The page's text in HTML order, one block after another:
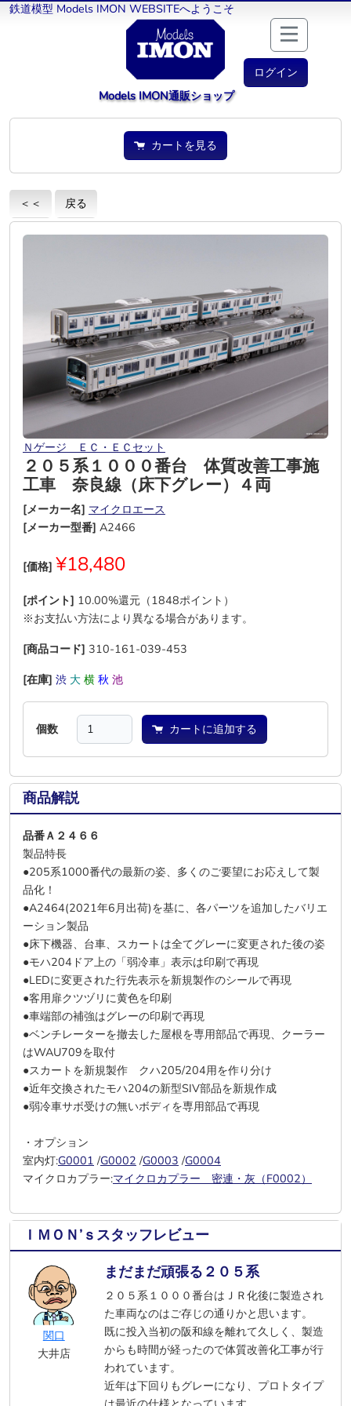
鉄道模型 Models IMON WEBSITEへようこそ
ログイン
Models IMON通販ショップ
カートを見る
＜＜ 戻る
Ｎゲージ ＥＣ・ＥＣセット
２０５系１０００番台 体質改善工事施
工車 奈良線（床下グレー）４両
[メーカー名] マイクロエース
[メーカー型番] A2466
[価格] ¥18,480
[ポイント] 10.00%還元（1848ポイント）
※お支払い方法により異なる場合があります。
[商品コード] 310-161-039-453
[在庫] 渋 大 横 秋 池
個数 カートに追加する
商品解説
品番Ａ２４６６
製品特長
●205系1000番代の最新の姿、多くのご要望にお応えして製
品化！
●A2464(2021年6月出荷)を基に、各パーツを追加したバリエ
ーション製品
●床下機器、台車、スカートは全てグレーに変更された後の姿
●モハ204ドア上の「弱冷車」表示は印刷で再現
●LEDに変更された行先表示を新規製作のシールで再現
●客用扉クツヅリに黄色を印刷
●車端部の補強はグレーの印刷で再現
●ベンチレーターを撤去した屋根を専用部品で再現、クーラー
はWAU709を取付
●スカートを新規製作 クハ205/204用を作り分け
●近年交換されたモハ204の新型SIV部品を新規作成
●弱冷車サボ受けの無いボディを専用部品で再現
・オプション
室内灯:G0001 /G0002 /G0003 /G0004
マイクロカプラー:マイクロカプラー 密連・灰（F0002）
ＩＭＯＮ’ｓスタッフレビュー
関口
大井店
まだまだ頑張る２０５系
２０５系１０００番台はＪＲ化後に製造され
た車両なのはご存じの通りかと思います。
既に投入当初の阪和線を離れて久しく、製造
からも時間が経ったので体質改善化工事が行
われています。
近年は下回りもグレーになり、プロトタイプ